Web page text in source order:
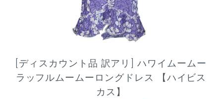
[ディスカウント品 訳アリ] ハワイムームー
ラッフルムームーロングドレス 【ハイビス
カス】